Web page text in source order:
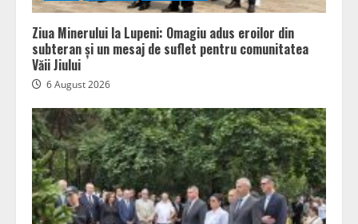
Ziua Minerului la Lupeni: Omagiu adus eroilor din
subteran și un mesaj de suflet pentru comunitatea
Văii Jiului
6 August 2026